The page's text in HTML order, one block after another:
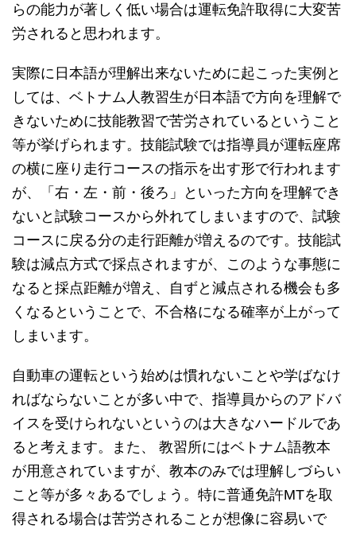
らの能力が著しく低い場合は運転免許取得に大変苦
労されると思われます。
実際に日本語が理解出来ないために起こった実例と
しては、ベトナム人教習生が日本語で方向を理解で
きないために技能教習で苦労されているということ
等が挙げられます。技能試験では指導員が運転座席
の横に座り走行コースの指示を出す形で行われます
が、「右・左・前・後ろ」といった方向を理解でき
ないと試験コースから外れてしまいますので、試験
コースに戻る分の走行距離が増えるのです。技能試
験は減点方式で採点されますが、このような事態に
なると採点距離が増え、自ずと減点される機会も多
くなるということで、不合格になる確率が上がって
しまいます。
自動車の運転という始めは慣れないことや学ばなけ
ればならないことが多い中で、指導員からのアドバ
イスを受けられないというのは大きなハードルであ
ると考えます。また、 教習所にはベトナム語教本
が用意されていますが、教本のみでは理解しづらい
こと等が多々あるでしょう。特に普通免許MTを取
得される場合は苦労されることが想像に容易いで